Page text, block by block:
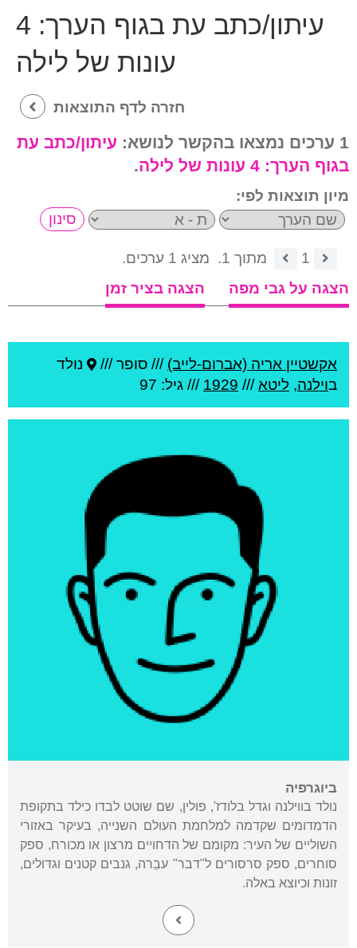
עיתון/כתב עת בגוף הערך: 4
עונות של לילה
חזרה לדף התוצאות
1 ערכים נמצאו בהקשר לנושא:
עיתון/כתב עת
בגוף הערך: 4 עונות של לילה .
מיון תוצאות לפי:
1 מתוך 1.
מציג 1 ערכים.
הצגה על גבי מפה
הצגה בציר זמן
אקשטיין אריה (אברום-לייב) /// סופר ///
נולד
בוילנה, ליטא ///
1929 /// גיל: 97
ביוגרפיה
נולד בווילנה וגדל בלודז', פולין, שם שוטט לבדו כילד בתקופת
הדמדומים שקדמה למלחמת העולם השנייה, בעיקר באזורי
השוליים של העיר: מקומם של הדחויים מרצון או מכורח, ספק
סוחרים, ספק סרסורים ל"דבר" עבֵרה, גנבים קטנים וגדולים,
זונות וכיוצא באלה.